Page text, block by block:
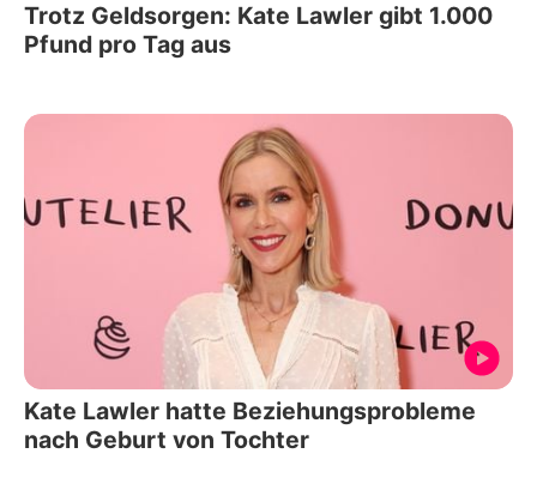
Trotz Geldsorgen: Kate Lawler gibt 1.000
Pfund pro Tag aus
Kate Lawler hatte Beziehungsprobleme
nach Geburt von Tochter